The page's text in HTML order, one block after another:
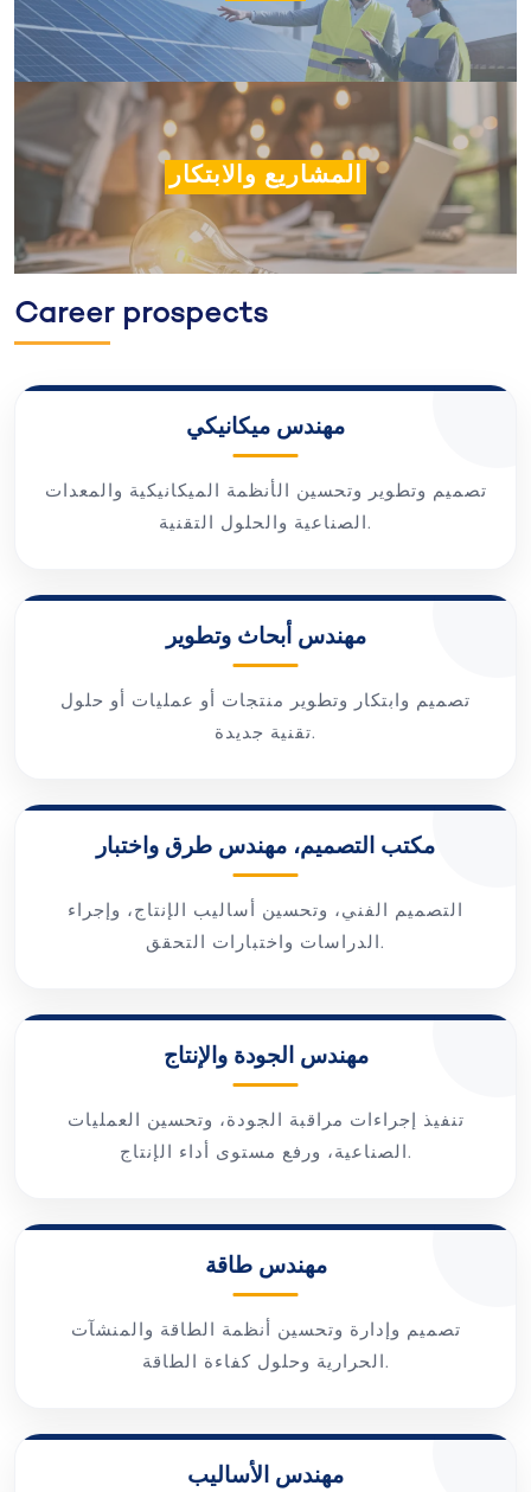
المشاريع والابتكار
Career prospects
مهندس ميكانيكي
تصميم وتطوير وتحسين الأنظمة الميكانيكية والمعدات
الصناعية والحلول التقنية.
مهندس أبحاث وتطوير
تصميم وابتكار وتطوير منتجات أو عمليات أو حلول
تقنية جديدة.
مكتب التصميم، مهندس طرق واختبار
التصميم الفني، وتحسين أساليب الإنتاج، وإجراء
الدراسات واختبارات التحقق.
مهندس الجودة والإنتاج
تنفيذ إجراءات مراقبة الجودة، وتحسين العمليات
الصناعية، ورفع مستوى أداء الإنتاج.
مهندس طاقة
تصميم وإدارة وتحسين أنظمة الطاقة والمنشآت
الحرارية وحلول كفاءة الطاقة.
مهندس الأساليب